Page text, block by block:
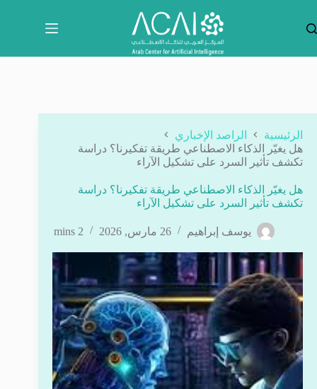
المحتوى
الرئيسية
الراصد الإخباري
هل يغيّر الذكاء الاصطناعي طريقة تفكيرنا؟ دراسة
تكشف تأثير السرد على تشكيل الآراء
هل يغيّر الذكاء الاصطناعي طريقة تفكيرنا؟ دراسة
تكشف تأثير السرد على تشكيل الآراء
يوسف إبراهيم 26 مارس, 2026 2 mins